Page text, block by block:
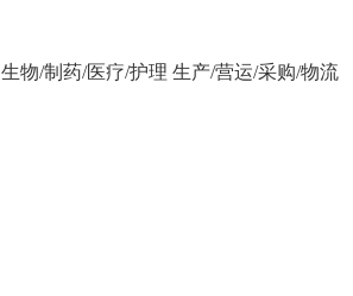
生物/制药/医疗/护理 生产/营运/采购/物流